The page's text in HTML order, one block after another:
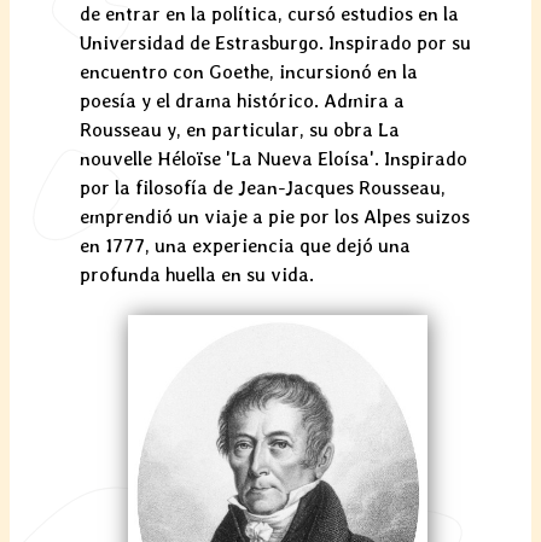
de entrar en la política, cursó estudios en la
Universidad de Estrasburgo. Inspirado por su
encuentro con Goethe, incursionó en la
poesía y el drama histórico. Admira a
Rousseau y, en particular, su obra La
nouvelle Héloïse 'La Nueva Eloísa'. Inspirado
por la filosofía de Jean-Jacques Rousseau,
emprendió un viaje a pie por los Alpes suizos
en 1777, una experiencia que dejó una
profunda huella en su vida.